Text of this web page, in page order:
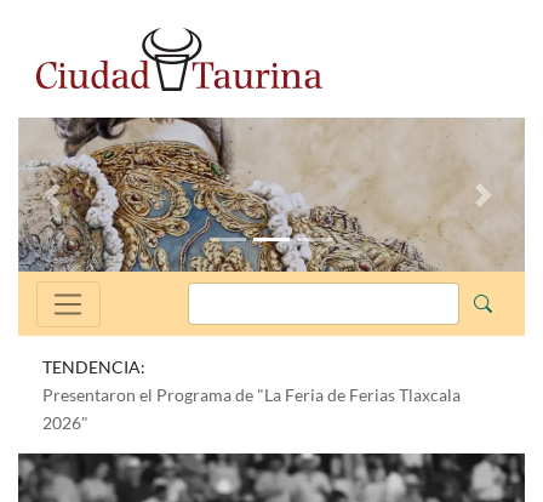
Anterior
TENDENCIA:
Presentaron el Programa de "La Feria de Ferias Tlaxcala
2026"